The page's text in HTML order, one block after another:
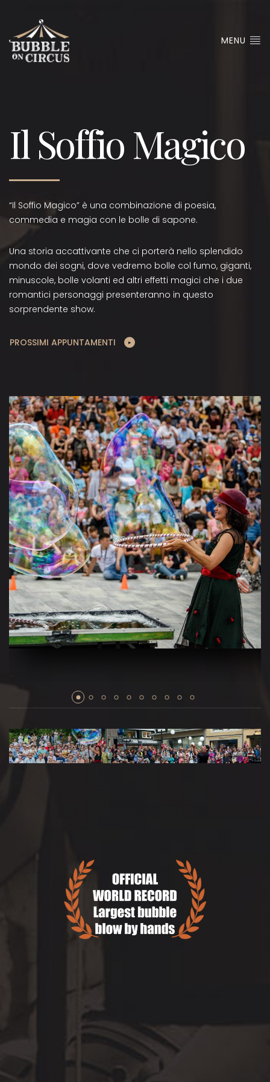
MENU
Il Soffio Magico
“Il Soffio Magico” è una combinazione di poesia,
commedia e magia con le bolle di sapone.
Una storia accattivante che ci porterà nello splendido
mondo dei sogni, dove vedremo bolle col fumo, giganti,
minuscole, bolle volanti ed altri effetti magici che i due
romantici personaggi presenteranno in questo
sorprendente show.
PROSSIMI APPUNTAMENTI